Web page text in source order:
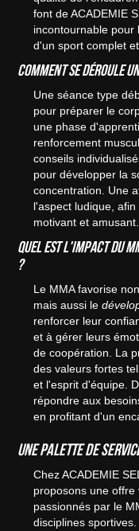
font de ACADEMIE
incontournable pour
d'un sport complet
Comment se déroule
Une séance type
pour préparer le
une phase
renforcement
conseils
pour développer la
concentration. Une
l'aspect ludique,
motivant et amusant.
Quel est l'impact du
?
Le MMA favorise
mais aussi le
renforcer leur
et à gérer leurs
de coopération. La
des valeurs fortes
et l'esprit d'équipe.
répondre aux
en profitant d'un
Une palette de
Chez ACADEMIE
proposons une
passionnés par le
disciplines